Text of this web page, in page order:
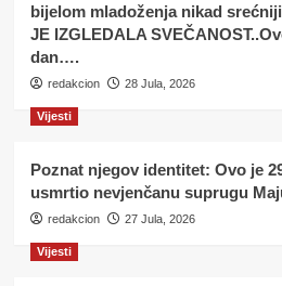
bijelom mladoženja nikad
JE IZGLEDALA
dan….
redakcion 28 Jula, 2026
Vijesti
Poznat njegov identitet: Ovo je
usmrtio nevjenčanu suprugu
redakcion 27 Jula, 2026
Vijesti